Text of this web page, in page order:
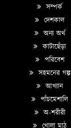
সম্পর্ক
দেশকাল
অন্য অর্থ
কাটাছেঁড়া
পরিবেশ
সহমনের গল্প
আখ্যান
পাঁচমেশালি
অ-শরীরী